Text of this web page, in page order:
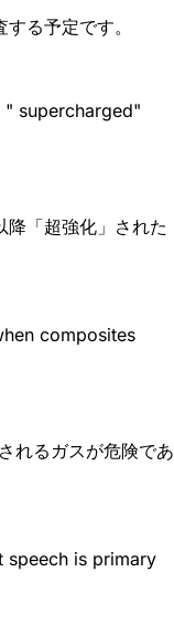
る予定です。
supercharged"
降「超強化」された
composites
れるガスが危険であ
speech is primary